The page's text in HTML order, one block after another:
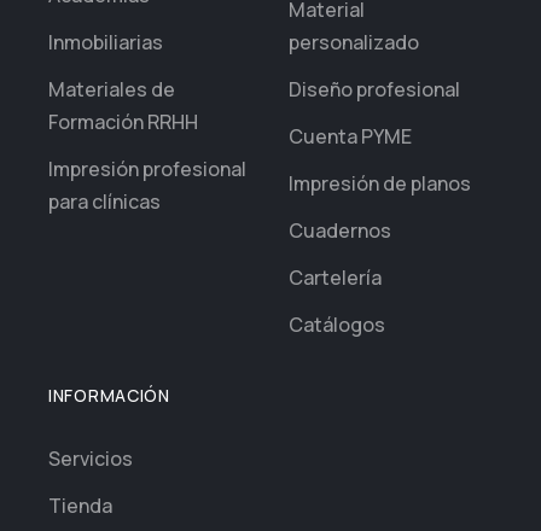
Inmobiliarias
Materiales de
Formación RRHH
Impresión profesional
para clínicas
Material
personalizado
Diseño profesional
Cuenta PYME
Impresión de planos
Cuadernos
Cartelería
Catálogos
INFORMACIÓN
Servicios
Tienda